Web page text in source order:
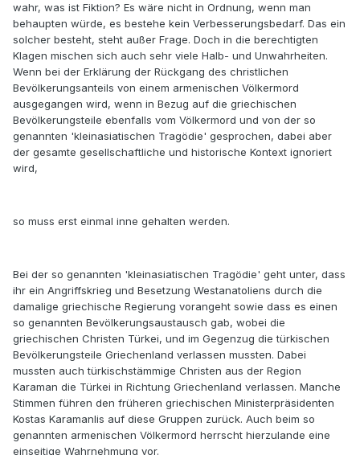
wahr, was ist Fiktion? Es wäre nicht in Ordnung, wenn man
behaupten würde, es bestehe kein Verbesserungsbedarf. Das ein
solcher besteht, steht außer Frage. Doch in die berechtigten
Klagen mischen sich auch sehr viele Halb- und Unwahrheiten.
Wenn bei der Erklärung der Rückgang des christlichen
Bevölkerungsanteils von einem armenischen Völkermord
ausgegangen wird, wenn in Bezug auf die griechischen
Bevölkerungsteile ebenfalls vom Völkermord und von der so
genannten 'kleinasiatischen Tragödie' gesprochen, dabei aber
der gesamte gesellschaftliche und historische Kontext ignoriert
wird,
so muss erst einmal inne gehalten werden.
Bei der so genannten 'kleinasiatischen Tragödie' geht unter, dass
ihr ein Angriffskrieg und Besetzung Westanatoliens durch die
damalige griechische Regierung vorangeht sowie dass es einen
so genannten Bevölkerungsaustausch gab, wobei die
griechischen Christen Türkei, und im Gegenzug die türkischen
Bevölkerungsteile Griechenland verlassen mussten. Dabei
mussten auch türkischstämmige Christen aus der Region
Karaman die Türkei in Richtung Griechenland verlassen. Manche
Stimmen führen den früheren griechischen Ministerpräsidenten
Kostas Karamanlis auf diese Gruppen zurück. Auch beim so
genannten armenischen Völkermord herrscht hierzulande eine
einseitige Wahrnehmung vor.